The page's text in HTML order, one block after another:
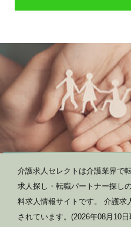
介護求人セレクトは介護業界で
求人探し・転職パートナー探し
料求人情報サイトです。 介護求
されています。(2026年08月10